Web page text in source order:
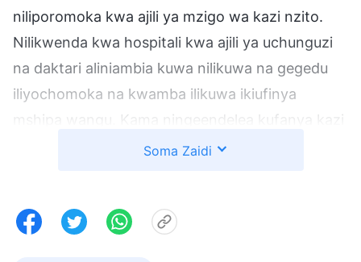
niliporomoka kwa ajili ya mzigo wa kazi nzito.
Nilikwenda kwa hospitali kwa ajili ya uchunguzi
na daktari aliniambia kuwa nilikuwa na gegedu
iliyochomoka na kwamba ilikuwa ikiufinya
mshipa wangu. Kama ningeendelea kufanya kazi
nilivyokuwa nikifanya kazi, hatimaye ningekuwa
kutoka anga lisilo na mawingu. Nilikuwa mdhaifu
Soma Zaidi